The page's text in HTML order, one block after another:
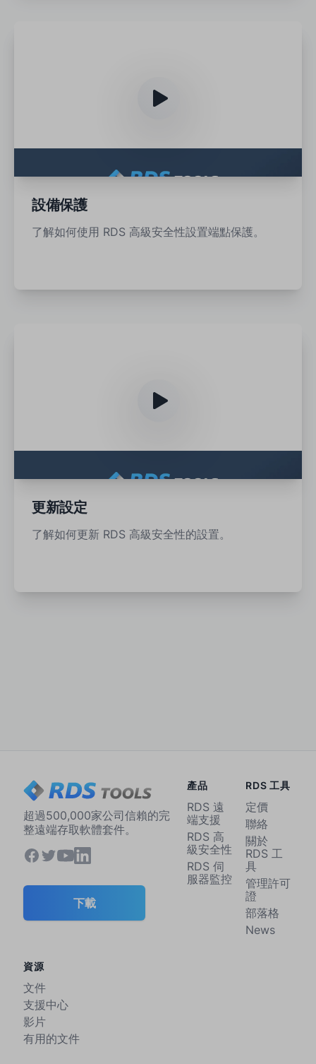
設備保護
了解如何使用 RDS 高級安全性設置端點保護。
更新設定
了解如何更新 RDS 高級安全性的設置。
超過500,000家公司信賴的完
整遠端存取軟體套件。
下載
產品
RDS 遠
端支援
RDS 高
級安全性
RDS 伺
服器監控
資源
文件
支援中心
影片
有用的文件
RDS 工具
定價
聯絡
關於
RDS 工
具
管理許可
證
部落格
News